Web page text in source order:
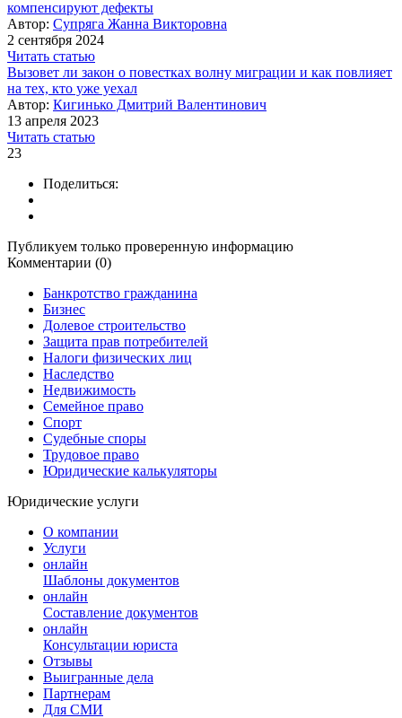
компенсируют дефекты
Автор: Супряга Жанна Викторовна
2 сентября 2024
Читать статью
Вызовет ли закон о повестках волну миграции и как повлияет
на тех, кто уже уехал
Автор: Кигинько Дмитрий Валентинович
13 апреля 2023
Читать статью
23
Поделиться:
Публикуем только проверенную информацию
Комментарии (0)
Банкротство гражданина
Бизнес
Долевое строительство
Защита прав потребителей
Налоги физических лиц
Наследство
Недвижимость
Семейное право
Спорт
Судебные споры
Трудовое право
Юридические калькуляторы
Юридические услуги
О компании
Услуги
онлайн
Шаблоны документов
онлайн
Составление документов
онлайн
Консультации юриста
Отзывы
Выигранные дела
Партнерам
Для СМИ